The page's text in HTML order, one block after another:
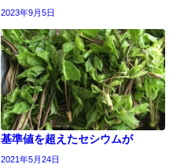
2023年9月5日
基準値を超えたセシウムが
2021年5月24日